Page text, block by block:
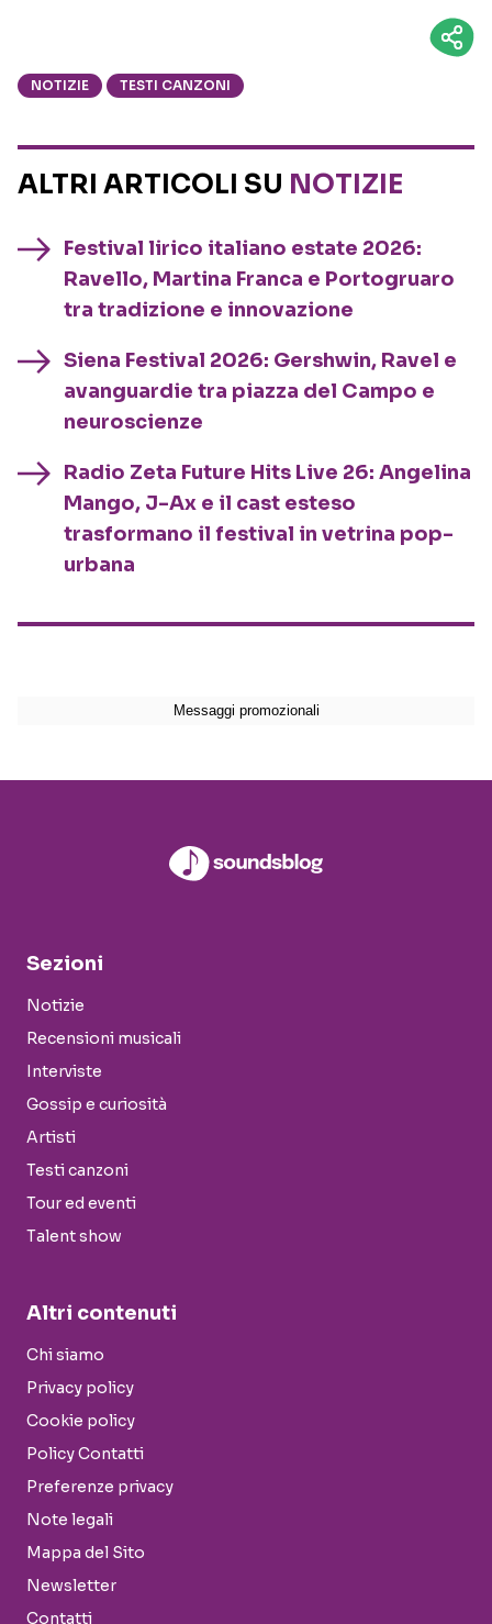
NOTIZIE TESTI CANZONI
ALTRI ARTICOLI SU NOTIZIE
Festival lirico italiano estate 2026:
Ravello, Martina Franca e Portogruaro
tra tradizione e innovazione
Siena Festival 2026: Gershwin, Ravel e
avanguardie tra piazza del Campo e
neuroscienze
Radio Zeta Future Hits Live 26: Angelina
Mango, J-Ax e il cast esteso
trasformano il festival in vetrina pop-
urbana
Sezioni
Notizie
Recensioni musicali
Interviste
Gossip e curiosità
Artisti
Testi canzoni
Tour ed eventi
Talent show
Altri contenuti
Chi siamo
Privacy policy
Cookie policy
Policy Contatti
Preferenze privacy
Note legali
Mappa del Sito
Newsletter
Contatti